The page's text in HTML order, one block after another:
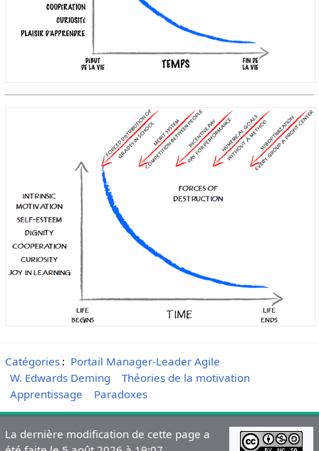
Catégories: Portail Manager-Leader Agile
W. Edwards Deming
Théories de la motivation
Apprentissage
Paradoxes
La dernière modification de cette page a